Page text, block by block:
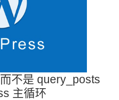
不是 query_posts
主循环